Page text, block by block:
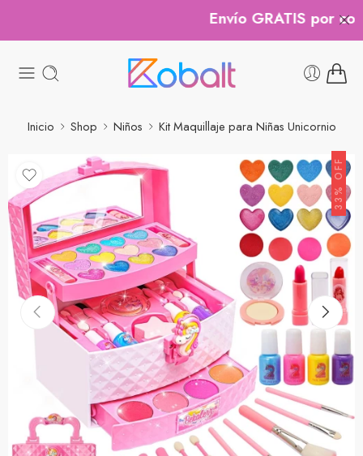
Envío GRATIS por
Inicio Shop Niños Kit Maquillaje para Niñas Unicornio
33% OFF